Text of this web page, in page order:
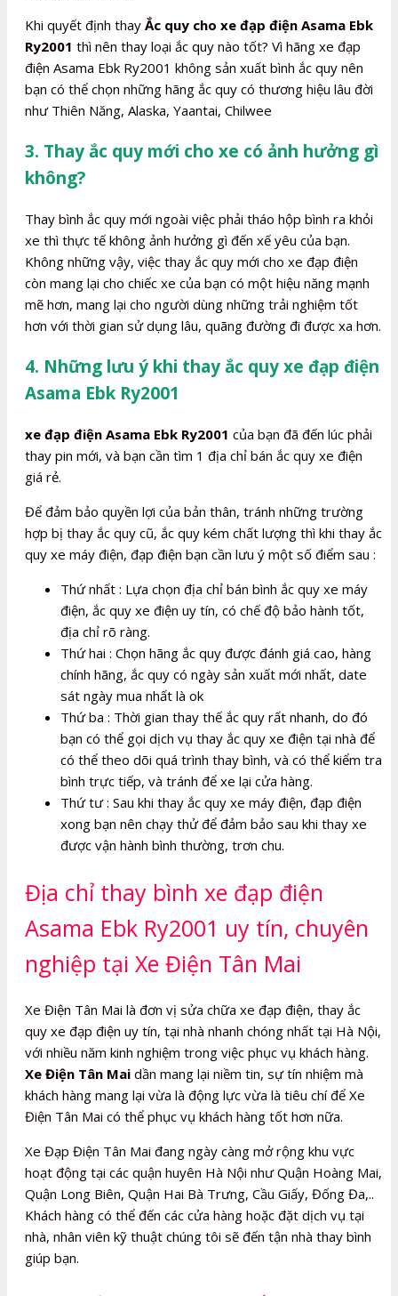
Khi quyết định thay Ắc quy cho xe đạp điện Asama Ebk
Ry2001 thì nên thay loại ắc quy nào tốt? Vì hãng xe đạp
điện Asama Ebk Ry2001 không sản xuất bình ắc quy nên
bạn có thể chọn những hãng ắc quy có thương hiệu lâu đời
như Thiên Năng, Alaska, Yaantai, Chilwee
3. Thay ắc quy mới cho xe có ảnh hưởng gì
không?
Thay bình ắc quy mới ngoài việc phải tháo hộp bình ra khỏi
xe thì thực tế không ảnh hưởng gì đến xế yêu của bạn.
Không những vậy, việc thay ắc quy mới cho xe đạp điện
còn mang lại cho chiếc xe của bạn có một hiệu năng mạnh
mẽ hơn, mang lại cho người dùng những trải nghiệm tốt
hơn với thời gian sử dụng lâu, quãng đường đi được xa hơn.
4. Những lưu ý khi thay ắc quy xe đạp điện
Asama Ebk Ry2001
xe đạp điện Asama Ebk Ry2001 của bạn đã đến lúc phải
thay pin mới, và bạn cần tìm 1 địa chỉ bán ắc quy xe điện
giá rẻ.
Để đảm bảo quyền lợi của bản thân, tránh những trường
hợp bị thay ắc quy cũ, ắc quy kém chất lượng thì khi thay ắc
quy xe máy điện, đạp điện bạn cần lưu ý một số điểm sau :
Thứ nhất : Lựa chọn địa chỉ bán bình ắc quy xe máy
điện, ắc quy xe điện uy tín, có chế độ bảo hành tốt,
địa chỉ rõ ràng.
Thứ hai : Chọn hãng ắc quy được đánh giá cao, hàng
chính hãng, ắc quy có ngày sản xuất mới nhất, date
sát ngày mua nhất là ok
Thứ ba : Thời gian thay thế ắc quy rất nhanh, do đó
bạn có thể gọi dịch vụ thay ắc quy xe điện tại nhà để
có thể theo dõi quá trình thay bình, và có thể kiểm tra
bình trực tiếp, và tránh để xe lại cửa hàng.
Thứ tư : Sau khi thay ắc quy xe máy điện, đạp điện
xong bạn nên chạy thử để đảm bảo sau khi thay xe
được vận hành bình thường, trơn chu.
Địa chỉ thay bình xe đạp điện
Asama Ebk Ry2001 uy tín, chuyên
nghiệp tại Xe Điện Tân Mai
Xe Điện Tân Mai là đơn vị sửa chữa xe đạp điện, thay ắc
quy xe đạp điện uy tín, tại nhà nhanh chóng nhất tại Hà Nội,
với nhiều năm kinh nghiệm trong việc phục vụ khách hàng.
Xe Điện Tân Mai dần mang lại niềm tin, sự tín nhiệm mà
khách hàng mang lại vừa là động lực vừa là tiêu chí để Xe
Điện Tân Mai có thể phục vụ khách hàng tốt hơn nữa.
Xe Đạp Điện Tân Mai đang ngày càng mở rộng khu vực
hoạt động tại các quận huyên Hà Nội như Quận Hoàng Mai,
Quận Long Biên, Quận Hai Bà Trưng, Cầu Giấy, Đống Đa,..
Khách hàng có thể đến các cửa hàng hoặc đặt dịch vụ tại
nhà, nhân viên kỹ thuật chúng tôi sẽ đến tận nhà thay bình
giúp bạn.